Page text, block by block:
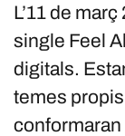
L’11 de
single Feel
digitals.
temes
conformaran